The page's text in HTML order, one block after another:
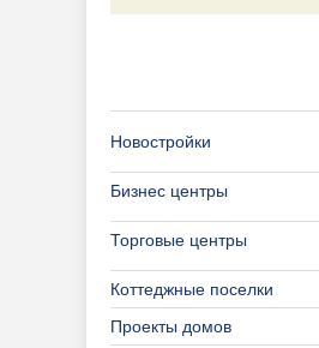
Новостройки
Бизнес центры
Торговые центры
Коттеджные поселки
Проекты домов